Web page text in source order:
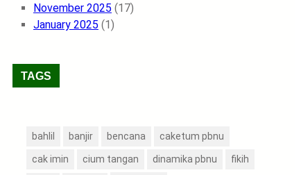
November 2025 (17)
January 2025 (1)
TAGS
bahlil banjir bencana caketum pbnu
cak imin cium tangan dinamika pbnu fikih